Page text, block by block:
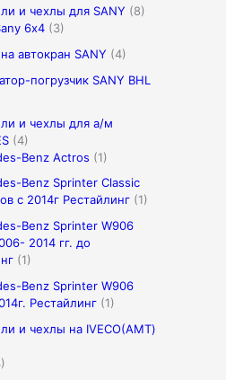
и чехлы для SANY (8)
6х4 (3)
автокран SANY (4)
погрузчик SANY BHL
и чехлы для а/м
(4)
Benz Actros (1)
Benz Sprinter Classic
с 2014г Рестайлинг (1)
Benz Sprinter W906
2014 гг. до
(1)
Benz Sprinter W906
Рестайлинг (1)
и чехлы на IVECO(АМТ)